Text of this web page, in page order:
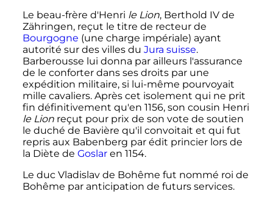
Le beau-frère d'Henri le Lion, Berthold IVde
Zähringen, reçut le titre de recteur de
Bourgogne (une charge impériale) ayant
autorité sur des villes du Jura suisse.
Barberousse lui donna par ailleurs l'assurance
de le conforter dans ses droits par une
expédition militaire, si lui-même pourvoyait
mille cavaliers. Après cet isolement qui ne prit
fin définitivement qu'en 1156, son cousin Henri
le Lionreçut pour prix de son vote de soutien
le duché de Bavière qu'il convoitait et qui fut
repris aux Babenberg par édit princier lors de
la Diète de Goslaren 1154.
Le duc Vladislav de Bohême fut nommé roi de
Bohême par anticipation de futurs services.